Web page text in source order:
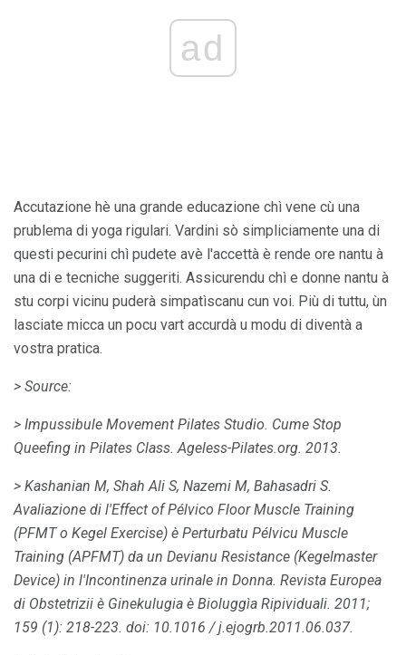
ad
Accutazione hè una grande educazione chì vene cù una
prublema di yoga rigulari. Vardini sò simpliciamente una di
questi pecurini chì pudete avè l'accettà è rende ore nantu à
una di e tecniche suggeriti. Assicurendu chì e donne nantu à
stu corpi vicinu puderà simpatìscanu cun voi. Più di tuttu, ùn
lasciate micca un pocu vart accurdà u modu di diventà a
vostra pratica.
> Source:
> Impussibule Movement Pilates Studio. Cume Stop
Queefing in Pilates Class. Ageless-Pilates.org. 2013.
> Kashanian M, Shah Ali S, Nazemi M, Bahasadri S.
Avaliazione di l'Effect of Pélvico Floor Muscle Training
(PFMT o Kegel Exercise) è Perturbatu Pélvicu Muscle
Training (APFMT) da un Devianu Resistance (Kegelmaster
Device) in l'Incontinenza urinale in Donna. Revista Europea
di Obstetrizii è Ginekulugia è Bioluggìa Ripividuali. 2011;
159 (1): 218-223. doi: 10.1016 / j.ejogrb.2011.06.037.